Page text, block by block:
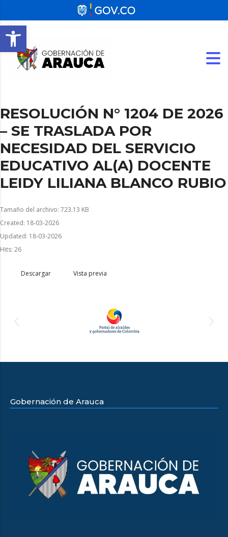
Abrir barra de herramientas
RESOLUCIÓN N° 1204 DE 2026
– SE TRASLADA POR
NECESIDAD DEL SERVICIO
EDUCATIVO AL(A) DOCENTE
LEIDY LILIANA BLANCO RUBIO
Tamaño del archivo: 723.13 KB
Created: 18-03-2026
Updated: 18-03-2026
Hits: 26
Descargar Vista previa
Gobernación de Arauca